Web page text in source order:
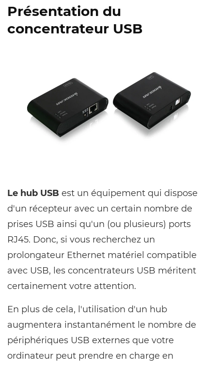
Présentation du
concentrateur USB
Le hub USB est un équipement qui dispose
d'un récepteur avec un certain nombre de
prises USB ainsi qu'un (ou plusieurs) ports
RJ45. Donc, si vous recherchez un
prolongateur Ethernet matériel compatible
avec USB, les concentrateurs USB méritent
certainement votre attention.
En plus de cela, l'utilisation d'un hub
augmentera instantanément le nombre de
périphériques USB externes que votre
ordinateur peut prendre en charge en